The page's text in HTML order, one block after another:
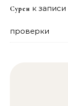
Сурен к записи
проверки